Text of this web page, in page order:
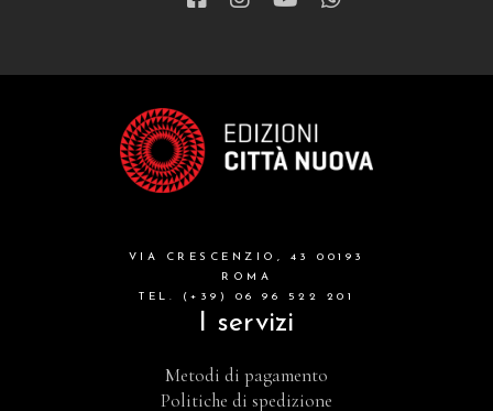
VIA CRESCENZIO, 43 00193
ROMA
TEL. (+39) 06 96 522 201
I servizi
Metodi di pagamento
Politiche di spedizione